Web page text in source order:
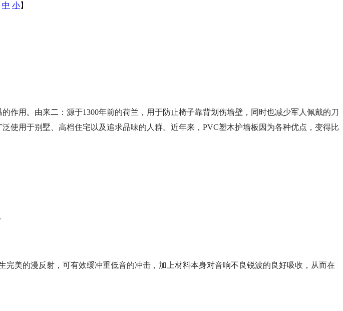
中 小】
作用。由来二：源于1300年前的荷兰，用于防止椅子靠背划伤墙壁，同时也减少军人佩戴的刀
使用于别墅、高档住宅以及追求品味的人群。近年来，PVC塑木护墙板因为各种优点，变得比
美的漫反射，可有效缓冲重低音的冲击，加上材料本身对音响不良锐波的良好吸收，从而在